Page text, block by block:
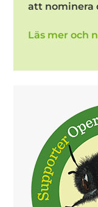
att nominera
Läs mer och